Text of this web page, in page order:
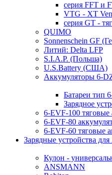
серия FFT и
VTG - XT
серия GT -
QUIMO
Sonnenschein GF
Литий: Delta LFP
S.I.A.P. (Польша)
U.S.Battery (США)
Аккумуляторы 6-
Батареи тип
Зарядное
6-EVF-100 тяговые
6-EVF-80
6-EVF-60 тяговые
Зарядные устройства
Кулон -
ANSMANN